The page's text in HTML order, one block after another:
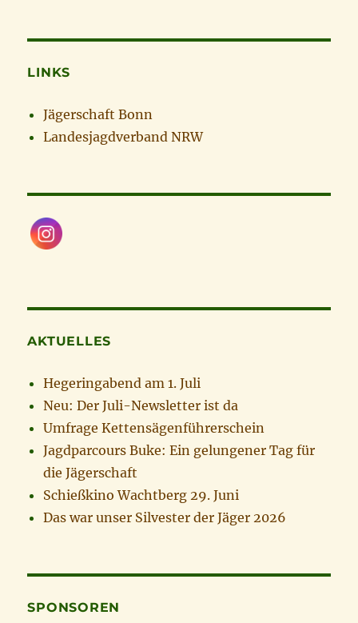
LINKS
Jägerschaft Bonn
Landesjagdverband NRW
AKTUELLES
Hegeringabend am 1. Juli
Neu: Der Juli-Newsletter ist da
Umfrage Kettensägenführerschein
Jagdparcours Buke: Ein gelungener Tag für
die Jägerschaft
Schießkino Wachtberg 29. Juni
Das war unser Silvester der Jäger 2026
SPONSOREN